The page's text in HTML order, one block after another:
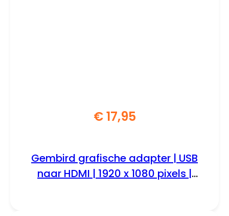
€17,95
Gembird grafische adapter | USB
naar HDMI | 1920 x 1080 pixels |